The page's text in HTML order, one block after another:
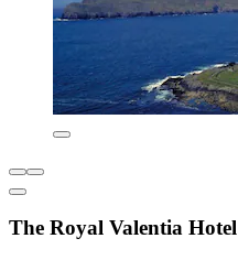
The Royal Valentia Hotel